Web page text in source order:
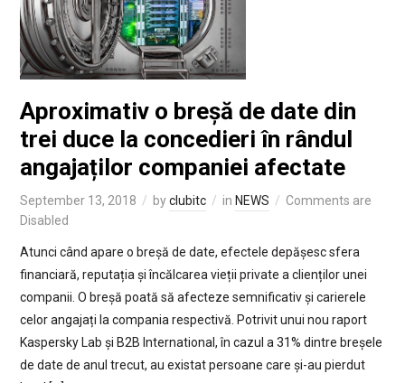
Aproximativ o breșă de date din
trei duce la concedieri în rândul
angajaților companiei afectate
September 13, 2018 byclubitc in NEWS
Comments are
Disabled
Atunci când apare o breșă de date, efectele depășesc sfera
financiară, reputația și încălcarea vieții private a clienților unei
companii. O breșă poată să afecteze semnificativ și carierele
celor angajați la compania respectivă. Potrivit unui nou raport
Kaspersky Lab și B2B International, în cazul a 31% dintre breșele
de date de anul trecut, au existat persoane care și-au pierdut